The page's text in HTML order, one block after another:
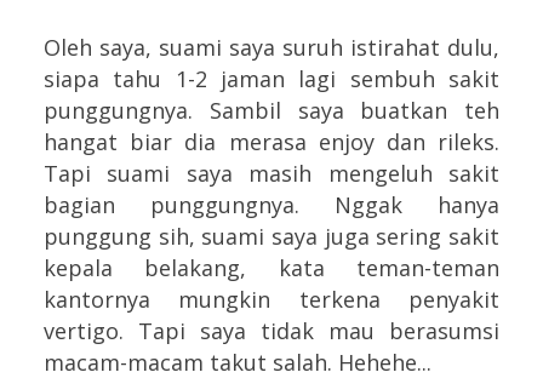
Oleh saya, suami saya suruh istirahat dulu,
siapa tahu 1-2 jaman lagi sembuh sakit
punggungnya. Sambil saya buatkan teh
hangat biar dia merasa enjoy dan rileks.
Tapi suami saya masih mengeluh sakit
bagian punggungnya. Nggak hanya
punggung sih, suami saya juga sering sakit
kepala belakang, kata teman-teman
kantornya mungkin terkena penyakit
vertigo. Tapi saya tidak mau berasumsi
macam-macam takut salah. Hehehe...